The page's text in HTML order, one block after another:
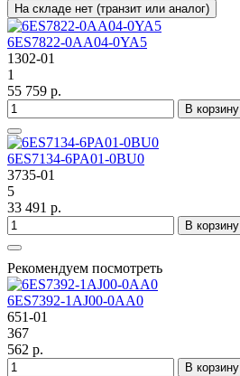
На складе нет (транзит или аналог)
6ES7822-0AA04-0YA5
1302-01
1
55 759 р.
В корзину
6ES7134-6PA01-0BU0
3735-01
5
33 491 р.
В корзину
Рекомендуем посмотреть
6ES7392-1AJ00-0AA0
651-01
367
562 р.
В корзину